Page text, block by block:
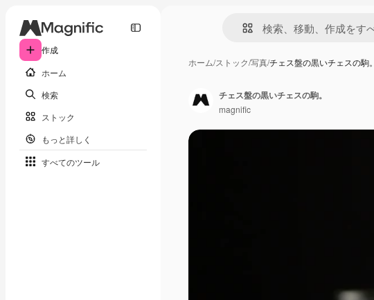
作成
ホーム
検索
ストック
もっと詳しく
すべてのツール
ホーム/ストック/写真/チェス盤の黒いチェスの駒。
チェス盤の黒いチェスの駒。
magnific